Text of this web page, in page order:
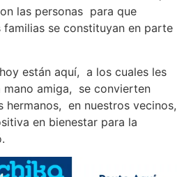
las personas para que
familias se constituyan en parte
están aquí, a los cuales les
mano amiga, se convierten
hermanos, en nuestros vecinos,
en bienestar para la